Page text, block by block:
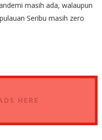
masih ada, walaupun
Seribu masih zero
HERE